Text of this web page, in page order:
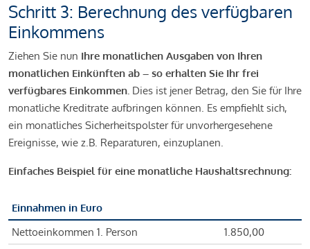
Schritt 3: Berechnung des verfügbaren
Einkommens
Ziehen Sie nun Ihre monatlichen Ausgaben von Ihren
monatlichen Einkünften ab – so erhalten Sie Ihr frei
verfügbares Einkommen. Dies ist jener Betrag, den Sie für Ihre
monatliche Kreditrate aufbringen können. Es empfiehlt sich,
ein monatliches Sicherheitspolster für unvorhergesehene
Ereignisse, wie z.B. Reparaturen, einzuplanen.
Einfaches Beispiel für eine monatliche Haushaltsrechnung:
Einnahmen in Euro
Nettoeinkommen 1. Person
1.850,00